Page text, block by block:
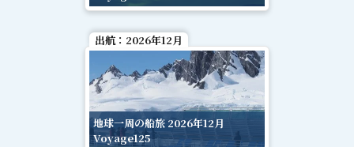
出航： 2026年12月
地球一周の船旅 2026年12月
Voyage125